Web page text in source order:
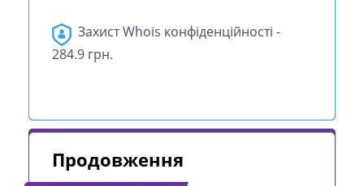
Захист Whois конфіденційності -
284.9 грн.
Продовження